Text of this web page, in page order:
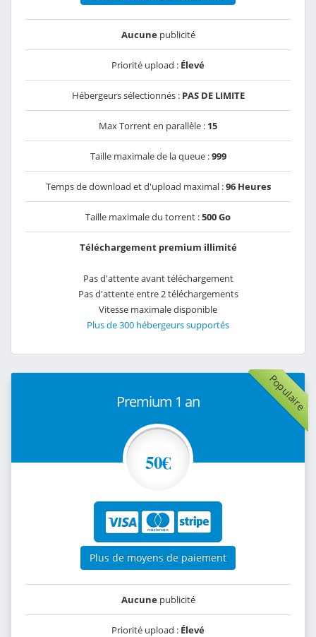
Aucunepublicité
Priorité upload : Élevé
Hébergeurs sélectionnés : PAS DE LIMITE
Max Torrent en parallèle : 15
Taille maximale de la queue :999
Temps de download et d'upload maximal :96 Heures
Taille maximale du torrent :500 Go
Téléchargement premium illimité
Pas d'attente avant téléchargement
Pas d'attente entre 2 téléchargements
Vitesse maximale disponible
Plus de 300 hébergeurs supportés
Populaire
Premium 1 an
50€
Plus de moyens de paiement
Aucunepublicité
Priorité upload : Élevé